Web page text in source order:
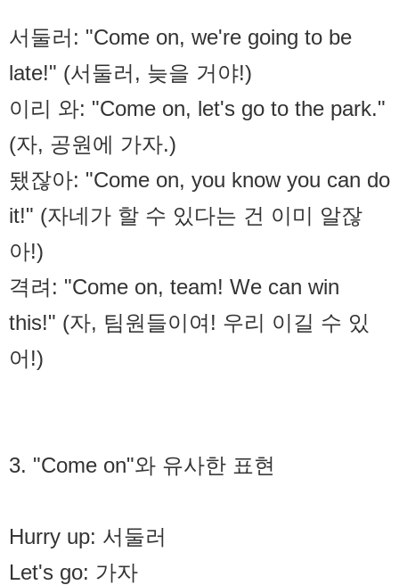
서둘러: "Come on, we're going to be
late!" (서둘러, 늦을 거야!)
이리 와: "Come on, let's go to the park."
(자, 공원에 가자.)
됐잖아: "Come on, you know you can do
it!" (자네가 할 수 있다는 건 이미 알잖
아!)
격려: "Come on, team! We can win
this!" (자, 팀원들이여! 우리 이길 수 있
어!)
3. "Come on"와 유사한 표현
Hurry up: 서둘러
Let's go: 가자